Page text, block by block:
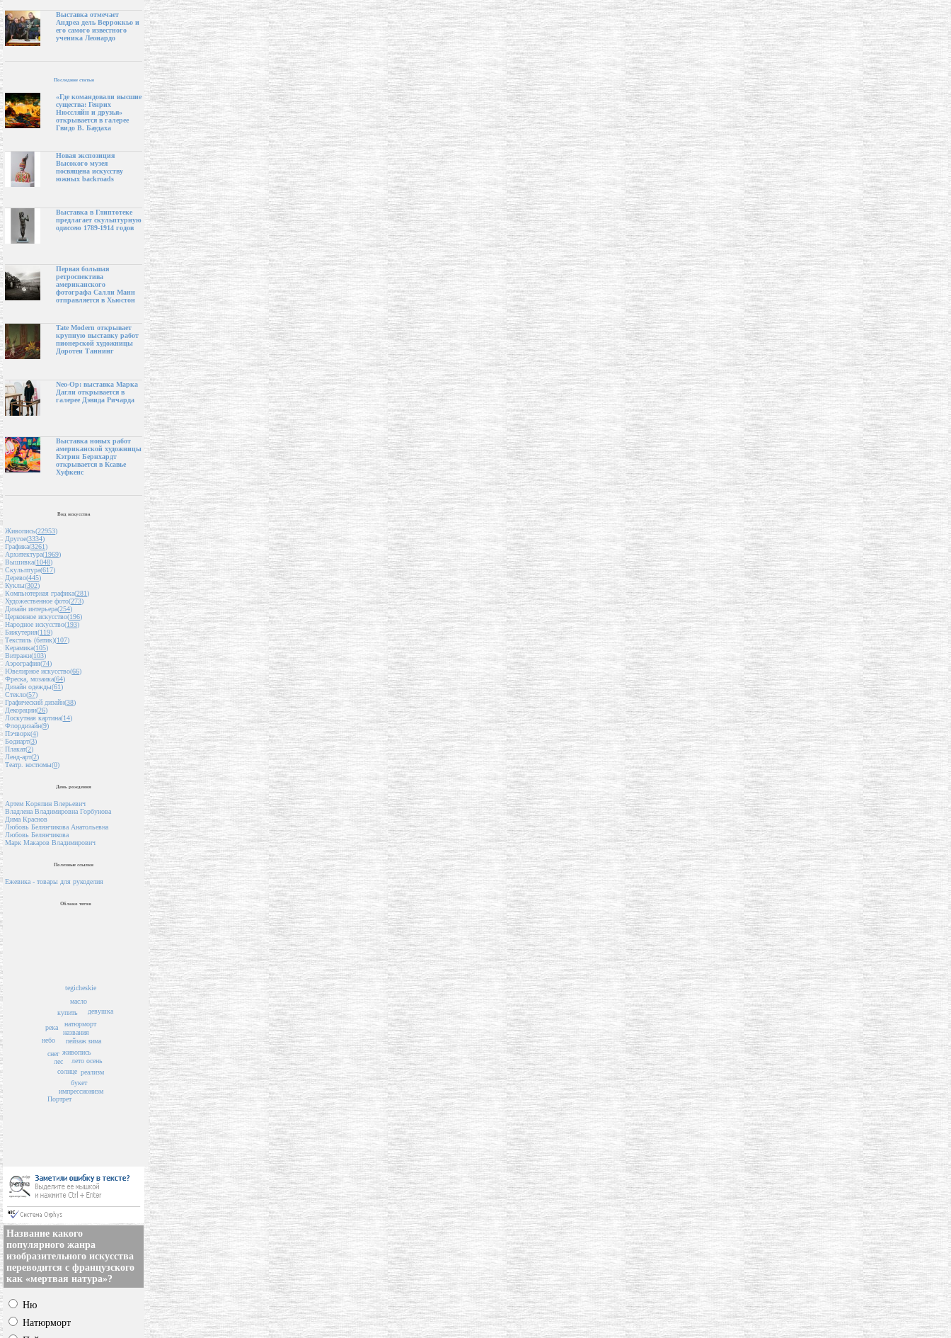
Выставка отмечает
Андреа дель Верроккьо и
его самого известного
ученика Леонардо
Последние статьи
«Где командовали высшие
существа: Генрих
Нюссляйн и друзья»
открывается в галерее
Гвидо В. Баудаха
Новая экспозиция
Высокого музея
посвящена искусству
южных backroads
Выставка в Глиптотеке
предлагает скульптурную
одиссею 1789-1914 годов
Первая большая
ретроспектива
американского
фотографа Салли Манн
отправляется в Хьюстон
Tate Modern открывает
крупную выставку работ
пионерской художницы
Доротеи Таннинг
Neo-Op: выставка Марка
Дагли открывается в
галерее Дэвида Ричарда
Выставка новых работ
американской художницы
Кэтрин Бернхардт
открывается в Ксавье
Хуфкенс
Вид искусства
Живопись(22953)
Другое(3334)
Графика(3261)
Архитектура(1969)
Вышивка(1048)
Скульптура(617)
Дерево(445)
Куклы(302)
Компьютерная графика(281)
Художественное фото(273)
Дизайн интерьера(254)
Церковное искусство(196)
Народное искусство(193)
Бижутерия(119)
Текстиль (батик)(107)
Керамика(105)
Витражи(103)
Аэрография(74)
Ювелирное искусство(66)
Фреска, мозаика(64)
Дизайн одежды(61)
Стекло(57)
Графический дизайн(38)
Декорации(26)
Лоскутная картина(14)
Флордизайн(9)
Пэчворк(4)
Бодиарт(3)
Плакат(2)
Ленд-арт(2)
Театр. костюмы(0)
День рождения
Артем Коряпин Влерьевич
Владлена Владимировна Горбунова
Дима Краснов
Любовь Белянчикова Анатольевна
Любовь Белянчикова
Марк Макаров Владимирович
Полезные ссылки
Ежевика - товары для рукоделия
Облако тегов
пейзаж
названия
живопись
лето
натюрморт
купить
солнце
лес
зима
осень
букет
масло
река
снег
tegicheskie
реализм
небо
импрессионизм
Портрет
девушка
Название какого
популярного жанра
изобразительного искусства
переводится с французского
как «мертвая натура»?
Ню
Натюрморт